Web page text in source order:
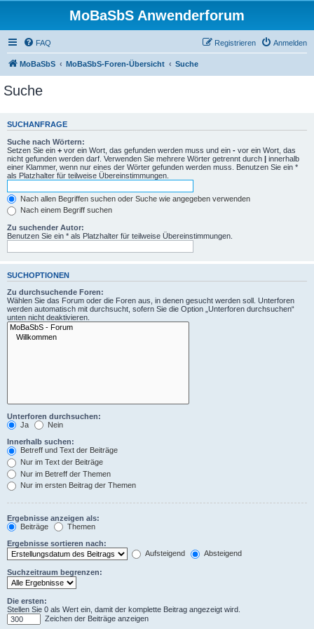
MoBaSbS Anwenderforum
FAQ Anmelden
Registrieren
MoBaSbS MoBaSbS-Foren-Übersicht Suche
Suche
SUCHANFRAGE
Suche nach Wörtern:
Setzen Sie ein + vor ein Wort, das gefunden werden muss und ein - vor ein Wort, das
nicht gefunden werden darf. Verwenden Sie mehrere Wörter getrennt durch | innerhalb
einer Klammer, wenn nur eines der Wörter gefunden werden muss. Benutzen Sie ein *
als Platzhalter für teilweise Übereinstimmungen.
Nach allen Begriffen suchen oder Suche wie angegeben verwenden
Nach einem Begriff suchen
Zu suchender Autor:
Benutzen Sie ein * als Platzhalter für teilweise Übereinstimmungen.
SUCHOPTIONEN
Zu durchsuchende Foren:
Wählen Sie das Forum oder die Foren aus, in denen gesucht werden soll. Unterforen
werden automatisch mit durchsucht, sofern Sie die Option „Unterforen durchsuchen“
unten nicht deaktivieren.
Unterforen durchsuchen:
Ja
Nein
Innerhalb suchen:
Betreff und Text der Beiträge
Nur im Text der Beiträge
Nur im Betreff der Themen
Nur im ersten Beitrag der Themen
Ergebnisse anzeigen als:
Beiträge
Themen
Ergebnisse sortieren nach:
Aufsteigend
Absteigend
Suchzeitraum begrenzen:
Die ersten:
Stellen Sie 0 als Wert ein, damit der komplette Beitrag angezeigt wird.
Zeichen der Beiträge anzeigen